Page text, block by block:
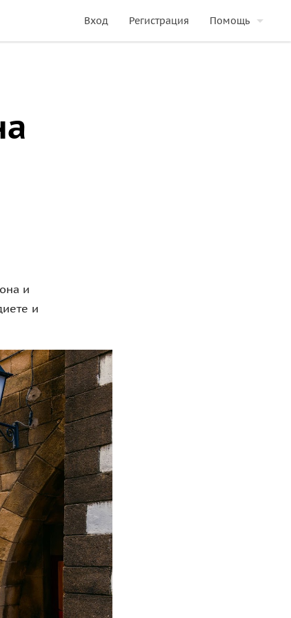
Вход Регистрация Помощь
и
и